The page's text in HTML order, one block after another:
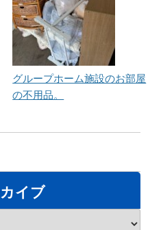
グループホーム施設のお部屋
の不用品。
イブ